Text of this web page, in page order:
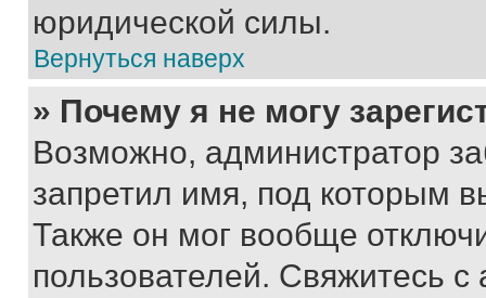
юридической силы.
Вернуться наверх
» Почему я не могу
Возможно, администратор
запретил имя, под которым
Также он мог вообще
пользователей. Свяжитесь